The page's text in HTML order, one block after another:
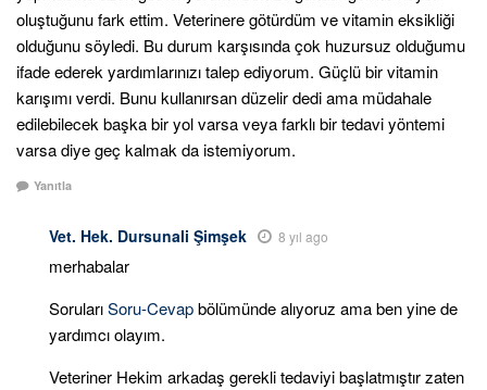
oluştuğunu fark ettim. Veterinere götürdüm ve vitamin eksikliği
olduğunu söyledi. Bu durum karşısında çok huzursuz olduğumu
ifade ederek yardımlarınızı talep ediyorum. Güçlü bir vitamin
karışımı verdi. Bunu kullanırsan düzelir dedi ama müdahale
edilebilecek başka bir yol varsa veya farklı bir tedavi yöntemi
varsa diye geç kalmak da istemiyorum.
Yanıtla
Vet. Hek. Dursunali Şimşek 8 yıl ago
merhabalar
SorularıSoru-Cevapbölümünde alıyoruz ama ben yine de
yardımcı olayım.
Veteriner Hekim arkadaş gerekli tedaviyi başlatmıştır zaten